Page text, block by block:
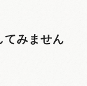
てみません